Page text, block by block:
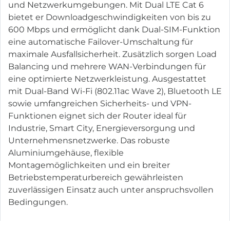
und Netzwerkumgebungen. Mit Dual LTE Cat 6
bietet er Downloadgeschwindigkeiten von bis zu
600 Mbps und ermöglicht dank Dual-SIM-Funktion
eine automatische Failover-Umschaltung für
maximale Ausfallsicherheit. Zusätzlich sorgen Load
Balancing und mehrere WAN-Verbindungen für
eine optimierte Netzwerkleistung. Ausgestattet
mit Dual-Band Wi-Fi (802.11ac Wave 2), Bluetooth LE
sowie umfangreichen Sicherheits- und VPN-
Funktionen eignet sich der Router ideal für
Industrie, Smart City, Energieversorgung und
Unternehmensnetzwerke. Das robuste
Aluminiumgehäuse, flexible
Montagemöglichkeiten und ein breiter
Betriebstemperaturbereich gewährleisten
zuverlässigen Einsatz auch unter anspruchsvollen
Bedingungen.